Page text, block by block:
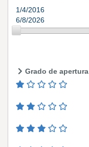
1/4/2016
6/8/2026
Grado de apertura